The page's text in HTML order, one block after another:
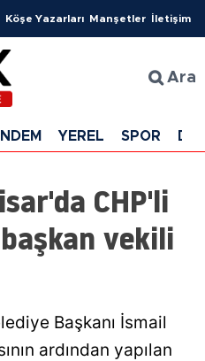
Köşe Yazarları Manşetler İletişim
Ara
YEREL SPOR
CHP'li
vekili
Başkanı İsmail
ardından yapılan